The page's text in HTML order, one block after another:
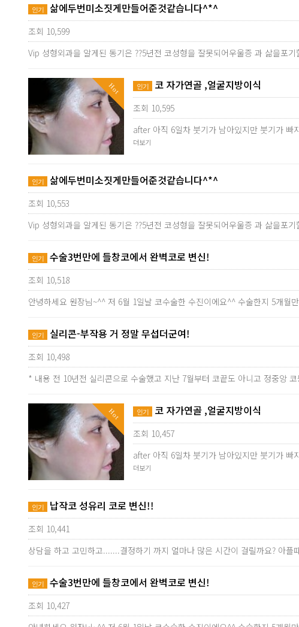
인기 삶에두번미소짓게만들어준것같습니다^*^
조회 10,599
Vip 성형외과을 알게된 동기은 ??5년전 코성형을 잘못되어우울증 과 삶을포
Hot 인기 코 자가연골 ,얼굴지방이식
조회 10,595
after 아직 6일차 붓기가 남아있지만 붓기가
더보기
인기 삶에두번미소짓게만들어준것같습니다^*^
조회 10,553
Vip 성형외과을 알게된 동기은 ??5년전 코성형을 잘못되어우울증 과 삶을포
인기 수술3번만에 들창코에서 완벽코로 변신!
조회 10,518
안녕하세요 원장님~^^ 저 6월 1일날 코수술한 수진이에요^^ 수술한지 5개
인기 실리콘-부작용 거 정말 무섭더군여!
조회 10,498
* 내용 전 10년전 실리콘으로 수술했고 지난 7월부터 코끝도 아니고 정중앙
Hot 인기 코 자가연골 ,얼굴지방이식
조회 10,457
after 아직 6일차 붓기가 남아있지만 붓기가
더보기
인기 납작코 성유리 코로 변신!!
조회 10,441
상담을 하고 고민하고.......결정하기 까지 얼마나 많은 시간이 걸릴까요? 아
인기 수술3번만에 들창코에서 완벽코로 변신!
조회 10,427